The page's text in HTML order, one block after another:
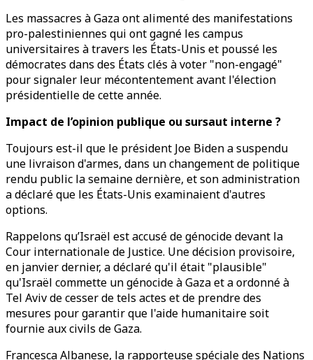
Les massacres à Gaza ont alimenté des manifestations
pro-palestiniennes qui ont gagné les campus
universitaires à travers les États-Unis et poussé les
démocrates dans des États clés à voter "non-engagé"
pour signaler leur mécontentement avant l'élection
présidentielle de cette année.
Impact de l’opinion publique ou sursaut interne ?
Toujours est-il que le président Joe Biden a suspendu
une livraison d'armes, dans un changement de politique
rendu public la semaine dernière, et son administration
a déclaré que les États-Unis examinaient d'autres
options.
Rappelons qu’Israël est accusé de génocide devant la
Cour internationale de Justice. Une décision provisoire,
en janvier dernier, a déclaré qu'il était "plausible"
qu'Israël commette un génocide à Gaza et a ordonné à
Tel Aviv de cesser de tels actes et de prendre des
mesures pour garantir que l'aide humanitaire soit
fournie aux civils de Gaza.
Francesca Albanese, la rapporteuse spéciale des Nations